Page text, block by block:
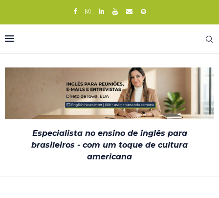
Especialista no ensino de inglês para
brasileiros - com um toque de cultura
americana